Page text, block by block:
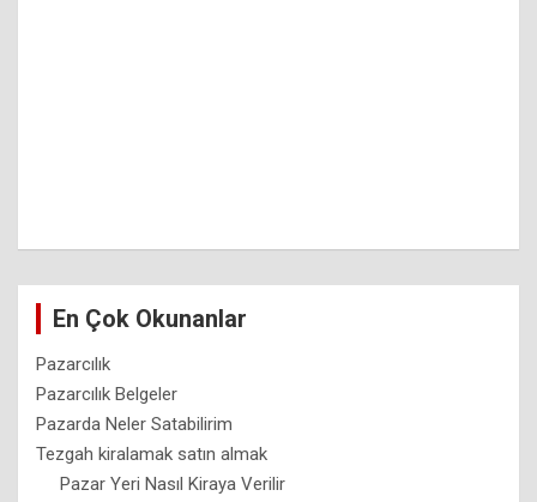
En Çok Okunanlar
Pazarcılık
Pazarcılık Belgeler
Pazarda Neler Satabilirim
Tezgah kiralamak satın almak
Pazar Yeri Nasıl Kiraya Verilir